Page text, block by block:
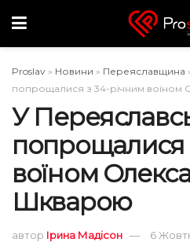
Proslav » Новини » Переяславщина
попрощалися з 34-річним
У
попрощалися
воїном
Шкварою
автор Ірина Мадісон 6